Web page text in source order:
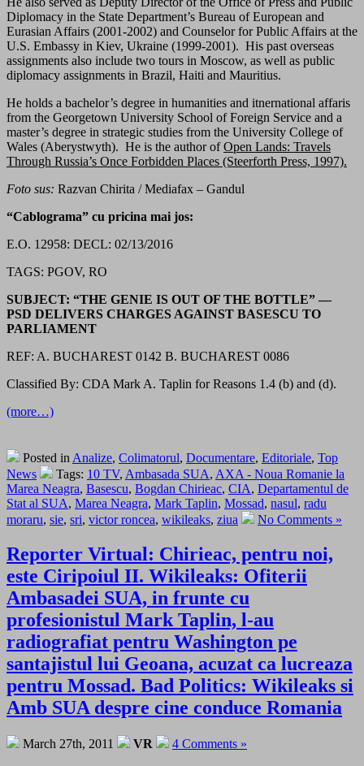
Diplomacy in the State Department’s Bureau of European and
Eurasian Affairs (2001-2002) and Counselor for Public Affairs at the
U.S. Embassy in Kiev, Ukraine (1999-2001). His past overseas
assignments also include two tours in Moscow, as well as public
diplomacy assignments in Brazil, Haiti and Mauritius.
He holds a bachelor’s degree in humanities and itnernational affaris
from the Georgetown University School of Foreign Service and a
master’s degree in strategic studies from the University College of
Wales (Aberystwyth). He is the author ofOpen Lands: Travels
Through Russia’s Once Forbidden Places (Steerforth Press, 1997).
Foto sus: Razvan Chirita / Mediafax – Gandul
“Cablograma” cu pricina mai jos:
E.O. 12958: DECL: 02/13/2016
TAGS: PGOV, RO
SUBJECT: “THE GENIE IS OUT OF THE BOTTLE” —
PSD DELIVERS CHARGES AGAINST BASESCU TO
PARLIAMENT
REF: A. BUCHAREST 0142 B. BUCHAREST 0086
Classified By: CDA Mark A. Taplin for Reasons 1.4 (b) and (d).
(more…)
Posted in Analize, Colimatorul, Documentare, Editoriale, Top
News
Tags: 10 TV, Ambasada SUA, AXA - Noua Romanie la
Marea Neagra, Basescu, Bogdan Chirieac, CIA, Departamentul de
Stat al SUA, Marea Neagra, Mark Taplin, Mossad, nasul, radu
moraru, sie, sri, victor roncea, wikileaks, ziua No Comments »
Reporter Virtual: Chirieac, pentru noi,
este Ciripoiul II. Wikileaks: Ofiterii
Ambasadei SUA, in frunte cu
profesionistul Mark Taplin, l-au
radiografiat pentru Washington pe
santajistul lui Geoana, acuzat ca lucreaza
pentru Mossad. Bad Politics: Wikileaks si
Amb SUA despre cine conduce Romania
March 27th, 2011 VR 4 Comments »